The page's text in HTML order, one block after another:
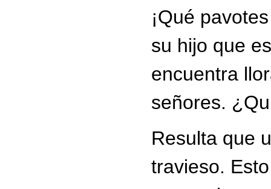
¡Qué
su hijo que
encuentra
señores.
Resulta que
travieso.